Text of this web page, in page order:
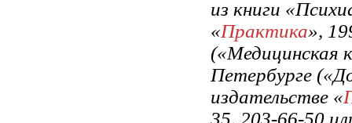
из книги
«Практика»,
(«Медицинская
Петербурге
издательстве «
35, 203-66-50